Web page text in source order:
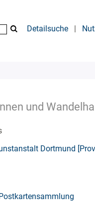
Detailsuche |
und
Dortmund